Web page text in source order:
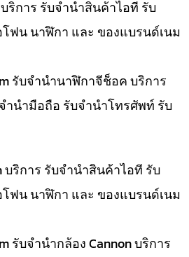
ริการ รับจำนำสินค้าไอที รับ
ฟน นาฬิกา และ ของแบรนด์เนม
รับจำนำนาฬิกาจีช็อค บริการ
ำนำมือถือ รับจำนำโทรศัพท์ รับ
บริการ รับจำนำสินค้าไอที รับ
ฟน นาฬิกา และ ของแบรนด์เนม
รับจำนำกล้อง Cannon บริการ